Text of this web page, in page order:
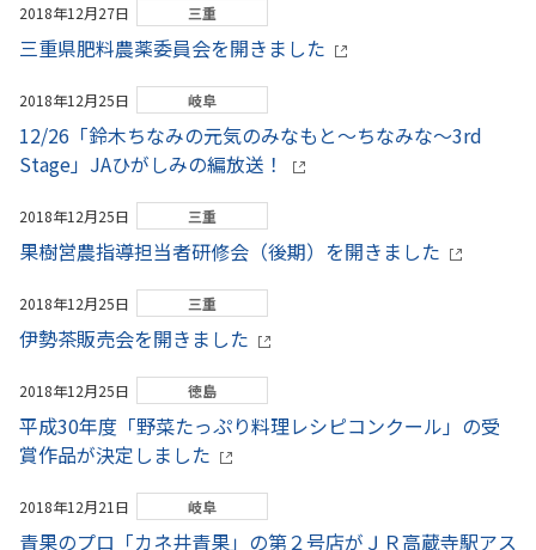
2018年12月27日 三重
三重県肥料農薬委員会を開きました
2018年12月25日 岐阜
12/26「鈴木ちなみの元気のみなもと～ちなみな～3rd
Stage」JAひがしみの編放送！
2018年12月25日 三重
果樹営農指導担当者研修会（後期）を開きました
2018年12月25日 三重
伊勢茶販売会を開きました
2018年12月25日 徳島
平成30年度「野菜たっぷり料理レシピコンクール」の受
賞作品が決定しました
2018年12月21日 岐阜
青果のプロ「カネ井青果」の第２号店がＪＲ高蔵寺駅アス